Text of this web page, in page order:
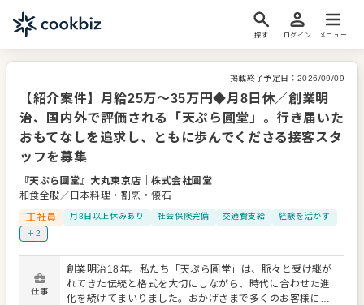
探す ログイン メニュー
掲載終了予定日： 2026/09/09
【紹介案件】月給25万～35万円◆月8日休／創業明
治、国内外で評価される「天ぷら圓堂」。行き届いた
おもてなしを追求し、ともに歩んでくださる接客スタ
ッフを募集
『天ぷら圓堂』大丸東京店 ｜株式会社圓堂
和食全般／日本料理・割烹・懐石
正社員
月8日以上休みあり 社会保険完備 交通費支給
経験を活かす
＋2
仕事
創業明治18年。私たち「天ぷら圓堂」は、脈々と受け継が
れてきた伝統と格式を大切にしながら、時代に合わせた進
化を続けてまいりました。おかげさまで多くのお客様にご